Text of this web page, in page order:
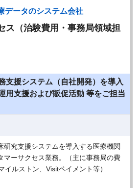
データのシステム会社
ス（治験費用・事務局領域担
支援システム（自社開発）を導入
用支援および販促活動 等をご担当
研究支援システムを導入する医療機関
マーサクセス業務。（主に事務局の費
イルストン、Visitペイメント等）